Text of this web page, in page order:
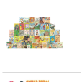
유아 이
유식
아기띠/
외출용